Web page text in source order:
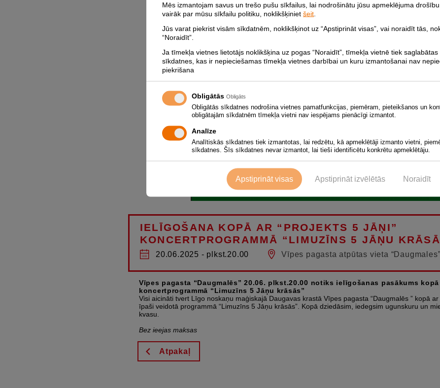
IELĪGOŠANA KOPĀ AR “PROJEKTS 5 JĀŅI”
KONCERTPROGRAMMĀ “LIMUZĪNS 5 JĀŅU
20.06.2025 - plkst.20.00 Vīpes pagasta atpūtas vieta “Daugmales”
Vīpes pagasta “Daugmalēs” 20.06. plkst.20.00 notiks ielīgošanas pasākums
koncertprogrammā “Limuzīns 5 Jāņu krāsās”
Visi aicināti tvert Līgo noskaņu maģiskajā Daugavas krastā Vīpes pagasta “Daugmalēs ” kopā ar
īpaši veidotā programmā “Limuzīns 5 Jāņu krāsās”. Kopā dziedāsim, iedegsim ugunskuru un
kvasu.
Bez ieejas maksas
Atpakaļ
Mēs izmantojam savus un trešo pušu sīkfailus, lai nodrošinātu jūsu apmeklējuma
vairāk par mūsu sīkfailu politiku, noklikšķiniet šeit
Jūs varat piekrist visām sīkdatnēm, noklikšķinot uz “Apstiprināt visas”, vai noraidīt tās,
“Noraidīt”.
Ja tīmekļa vietnes lietotājs noklikšķina uz pogas “Noraidīt”, tīmekļa vietnē tiek
sīkdatnes, kas ir nepieciešamas tīmekļa vietnes darbībai un kuru izmantošanai nav
piekrišana
Obligātās Obligāts
Obligātās sīkdatnes nodrošina vietnes pamatfunkcijas, piemēram, pieteikšanos un
obligātajām sīkdatnēm tīmekļa vietni nav iespējams pienācīgi izmantot.
Analīze
Analītiskās sīkdatnes tiek izmantotas, lai redzētu, kā apmeklētāji izmanto vietni,
sīkdatnes. Šīs sīkdatnes nevar izmantot, lai tieši identificētu konkrētu apmeklētāju.
Noraidīt
Apstiprināt izvēlētās
Apstiprināt visas